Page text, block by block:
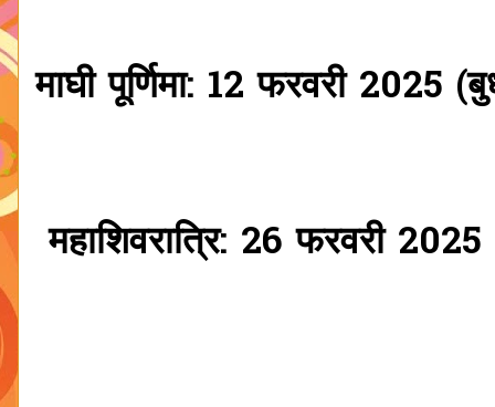
माघी पूर्णिमा: 12 फरवरी 2025
महाशिवरात्रि: 26 फरवरी